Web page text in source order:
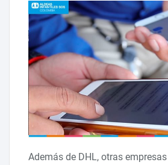
Además de DHL, otras